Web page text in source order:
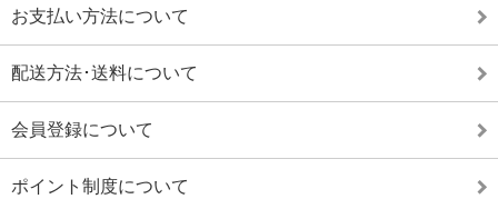
お支払い方法について
配送方法･送料について
会員登録について
ポイント制度について